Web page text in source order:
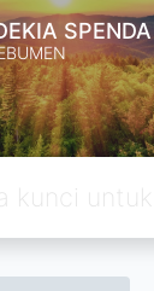
SPENDA